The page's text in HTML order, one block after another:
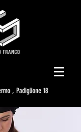
, Padiglione 18